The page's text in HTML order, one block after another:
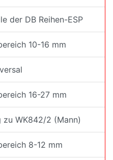
der DB Reihen-ESP
10-16 mm
16-27 mm
WK842/2 (Mann)
8-12 mm